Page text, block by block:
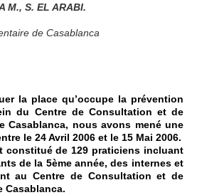
M., S. EL ARABI.
de Casablanca
la place qu’occupe la prévention
du Centre de Consultation et de
Casablanca, nous avons mené une
le 24 Avril 2006 et le 15 Mai 2006.
constitué de 129 praticiens incluant
de la 5ème année, des internes et
au Centre de Consultation et de
Casablanca.